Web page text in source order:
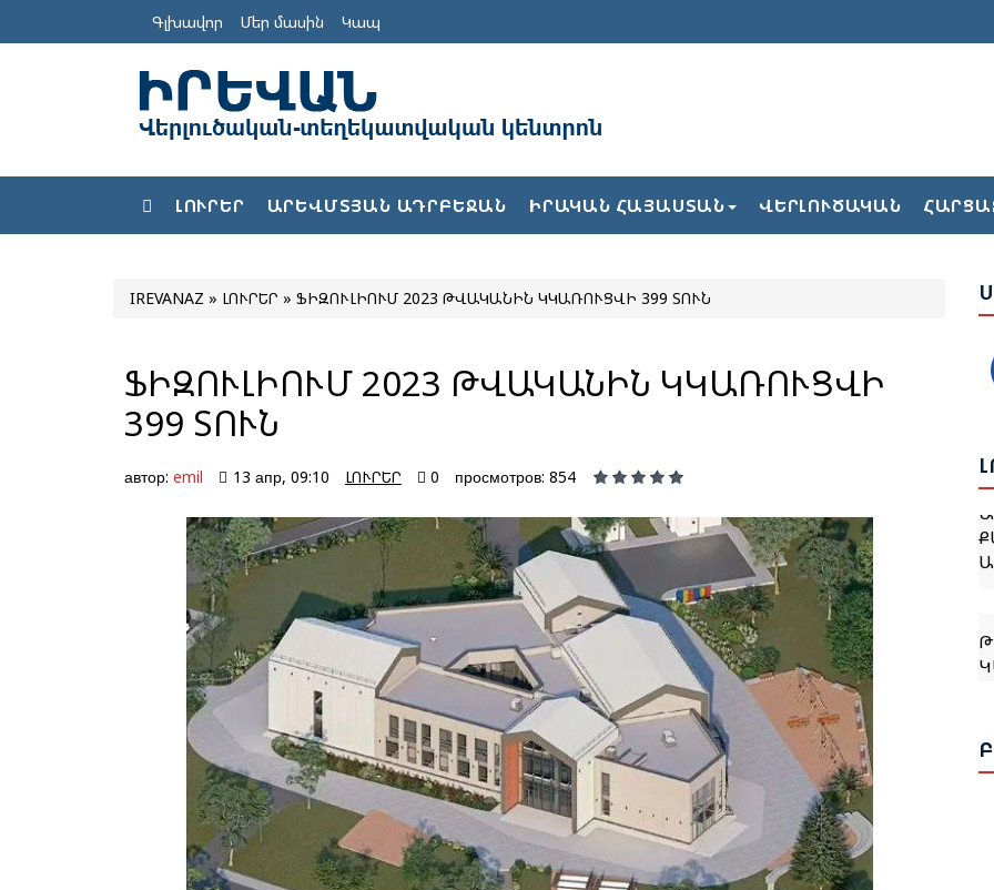
Գլխավոր Մեր մասին Կապ
ԼՈՒՐԵՐ ԱՐԵՎՄՏՅԱՆ ԱԴՐԲԵՋԱՆ ԻՐԱԿԱՆ ՀԱՅԱՍՏԱՆ ՎԵՐԼՈՒԾԱԿԱՆ
IREVANAZ » ԼՈՒՐԵՐ » ՖԻԶՈՒԼԻՈՒՄ 2023 ԹՎԱԿԱՆԻՆ ԿԿԱՌՈՒՑՎԻ 399 ՏՈՒՆ
ՖԻԶՈՒԼԻՈՒՄ 2023 ԹՎԱԿԱՆԻՆ ԿԿԱՌՈՒՑՎԻ
399 ՏՈՒՆ
автор: emil 13 апр, 09:10 ԼՈՒՐԵՐ 0 просмотров: 854